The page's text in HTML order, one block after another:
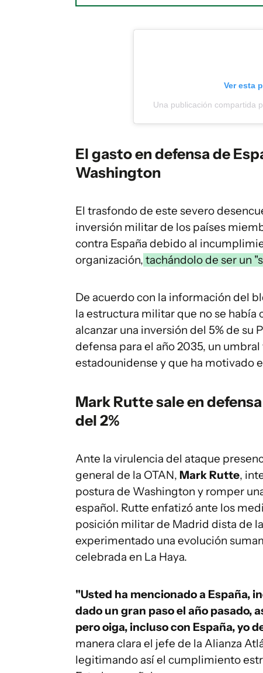
Ver esta
Una publicación compartida
El gasto en defensa de
Washington
El trasfondo de este severo
inversión militar de los países
contra España debido al
organización, tachándolo de ser un
De acuerdo con la información del
la estructura militar que no se
alcanzar una inversión del 5% de
defensa para el año 2035, un
estadounidense y que ha motivado
Mark Rutte sale en
del 2%
Ante la virulencia del ataque
general de la OTAN, Mark Rutte,
postura de Washington y romper
español. Rutte enfatizó ante los
posición militar de Madrid dista de
experimentado una evolución
celebrada en La Haya.
"Usted ha mencionado a España,
dado un gran paso el año pasado,
pero oiga, incluso con España, yo
manera clara el jefe de la Alianza
legitimando así el cumplimiento